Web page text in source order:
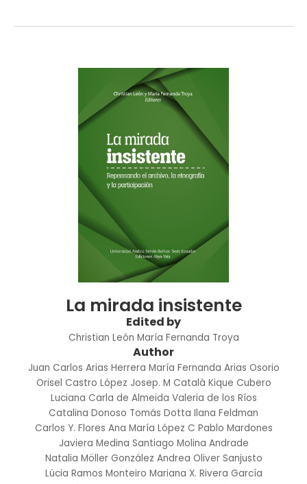
La mirada insistente
Edited by
Christian León María Fernanda Troya
Author
Juan Carlos Arias Herrera María Fernanda Arias Osorio
Orisel Castro López Josep. M Català Kique Cubero
Luciana Carla de Almeida Valeria de los Ríos
Catalina Donoso Tomás Dotta Ilana Feldman
Carlos Y. Flores Ana María López C Pablo Mardones
Javiera Medina Santiago Molina Andrade
Natalia Möller González Andrea Oliver Sanjusto
Lúcia Ramos Monteiro Mariana X. Rivera García